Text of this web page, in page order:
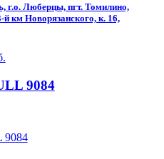
г.о. Люберцы, пгт. Томилино,
км Новорязанского, к. 16,
9084